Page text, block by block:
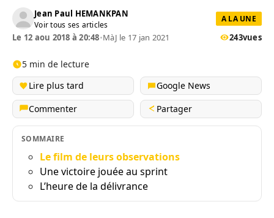
Jean Paul HEMANKPAN
Voir tous ses articles
A LA UNE
Le 12 aou 2018 à 20:48•MàJ le 17 jan 2021 243vues
5 min de lecture
Lire plus tard
Google News
Commenter
Partager
SOMMAIRE
Le film de leurs observations
Une victoire jouée au sprint
L’heure de la délivrance